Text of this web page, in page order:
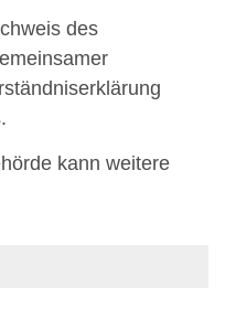
des
kann weitere